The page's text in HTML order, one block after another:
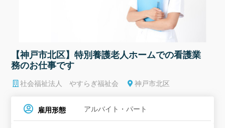
【神戸市北区】特別養護老人ホームでの看護業
務のお仕事です
社会福祉法人 やすらぎ福祉会 神戸市北区
雇用形態 アルバイト・パート